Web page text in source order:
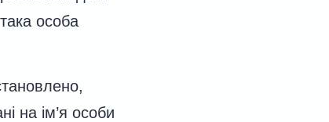
особа
на ім’я особи